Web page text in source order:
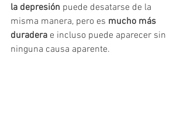
la depresión puede desatarse de la
misma manera, pero es mucho más
duradera e incluso puede aparecer sin
ninguna causa aparente.